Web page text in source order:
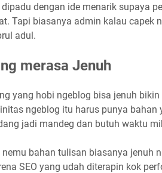
dengan ide menarik supaya
Tapi biasanya admin kalau capek
adul.
merasa Jenuh
yang hobi ngeblog bisa jenuh
ngeblog itu harus punya
jadi mandeg dan butuh waktu
nemu bahan tulisan biasanya jenuh
SEO yang udah diterapin kok